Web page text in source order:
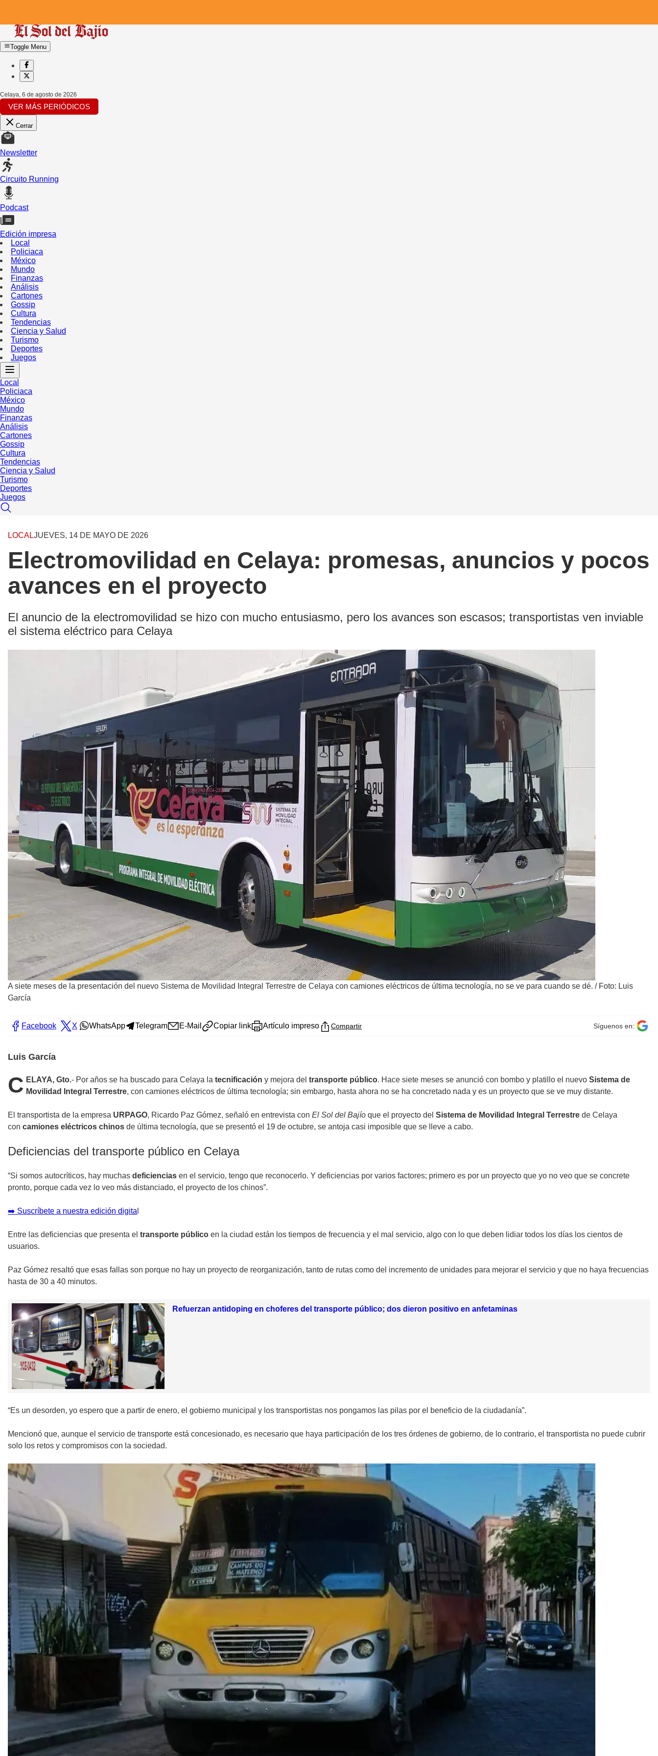
Toggle Menu
Celaya, 6 de agosto de 2026
VER MÁS PERIÓDICOS
Cerrar
Newsletter
Circuito Running
Podcast
Edición impresa
Local
Policiaca
México
Mundo
Finanzas
Análisis
Cartones
Gossip
Cultura
Tendencias
Ciencia y Salud
Turismo
Deportes
Juegos
Local
Policiaca
México
Mundo
Finanzas
Análisis
Cartones
Gossip
Cultura
Tendencias
Ciencia y Salud
Turismo
Deportes
Juegos
LOCALJUEVES, 14 DE MAYO DE 2026
Electromovilidad en Celaya: promesas, anuncios y pocos
avances en el proyecto
El anuncio de la electromovilidad se hizo con mucho entusiasmo, pero los avances son escasos; transportistas ven inviable
el sistema eléctrico para Celaya
A siete meses de la presentación del nuevo Sistema de Movilidad Integral Terrestre de Celaya con camiones eléctricos de última tecnología, no se ve para cuando se dé. / Foto: Luis
García
Facebook X WhatsApp Telegram E-Mail Copiar link Artículo impreso Compartir Síguenos en:
Luis García
C ELAYA, Gto.- Por años se ha buscado para Celaya la tecnificación y mejora del transporte público. Hace siete meses se anunció con bombo y platillo el nuevo Sistema de
Movilidad Integral Terrestre, con camiones eléctricos de última tecnología; sin embargo, hasta ahora no se ha concretado nada y es un proyecto que se ve muy distante.
El transportista de la empresa URPAGO, Ricardo Paz Gómez, señaló en entrevista con El Sol del Bajío que el proyecto del Sistema de Movilidad Integral Terrestre de Celaya
con camiones eléctricos chinos de última tecnología, que se presentó el 19 de octubre, se antoja casi imposible que se lleve a cabo.
Deficiencias del transporte público en Celaya
“Si somos autocríticos, hay muchas deficiencias en el servicio, tengo que reconocerlo. Y deficiencias por varios factores; primero es por un proyecto que yo no veo que se concrete
pronto, porque cada vez lo veo más distanciado, el proyecto de los chinos”.
➡️ Suscríbete a nuestra edición digita
Entre las deficiencias que presenta el transporte público en la ciudad están los tiempos de frecuencia y el mal servicio, algo con lo que deben lidiar todos los días los cientos de
usuarios.
Paz Gómez resaltó que esas fallas son porque no hay un proyecto de reorganización, tanto de rutas como del incremento de unidades para mejorar el servicio y que no haya frecuencias
hasta de 30 a 40 minutos.
Refuerzan antidoping en choferes del transporte público; dos dieron positivo en anfetaminas
“Es un desorden, yo espero que a partir de enero, el gobierno municipal y los transportistas nos pongamos las pilas por el beneficio de la ciudadanía”.
Mencionó que, aunque el servicio de transporte está concesionado, es necesario que haya participación de los tres órdenes de gobierno, de lo contrario, el transportista no puede cubrir
solo los retos y compromisos con la sociedad.